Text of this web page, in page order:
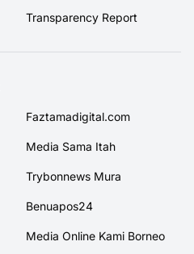
Transparency Report
Faztamadigital.com
Media Sama Itah
Trybonnews Mura
Benuapos24
Media Online Kami Borneo